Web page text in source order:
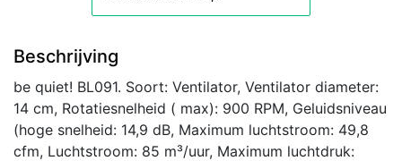
Beschrijving
be quiet! BL091. Soort: Ventilator, Ventilator diameter:
14 cm, Rotatiesnelheid ( max): 900 RPM, Geluidsniveau
(hoge snelheid: 14,9 dB, Maximum luchtstroom: 49,8
cfm, Luchtstroom: 85 m³/uur, Maximum luchtdruk: